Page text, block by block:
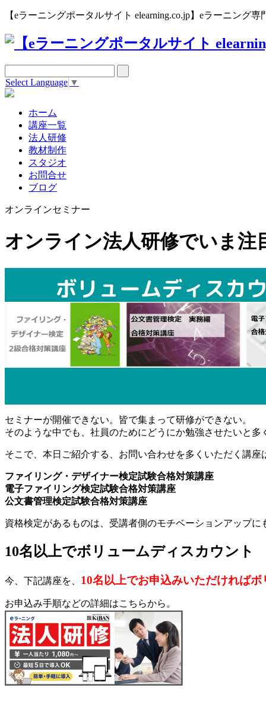
【eラーニングポータルサイト elearning.co.jp】eラーニング
Select Language ▼
ホーム
講座一覧
法人研修
教材制作
スタジオ
お問合せ
ブログ
オンラインセミナー
オンライン法人研修でいま注
セミナーが開催できない。皆で集まって研修ができない。
そのような中でも、社員のためにどうにか勉強させたいと
そこで、本日ご紹介する、お問い合わせを多くいただく講座
ファイリング・デザイナー検定試験合格対策講座
電子ファイリング検定試験合格対策講座
公文書管理検定試験合格対策講座
資格検定があるものは、受講者側のモチベーションアップ
10名以上でボリュームディスカウント
今、下記講座を、 10名以上でお申込みいただければ
お申込み手順などの詳細はこちらから。